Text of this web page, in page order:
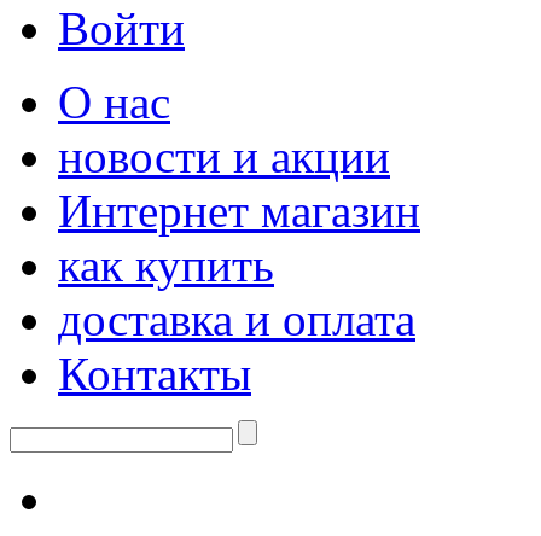
Войти
О нас
новости и акции
Интернет магазин
как купить
доставка и оплата
Контакты